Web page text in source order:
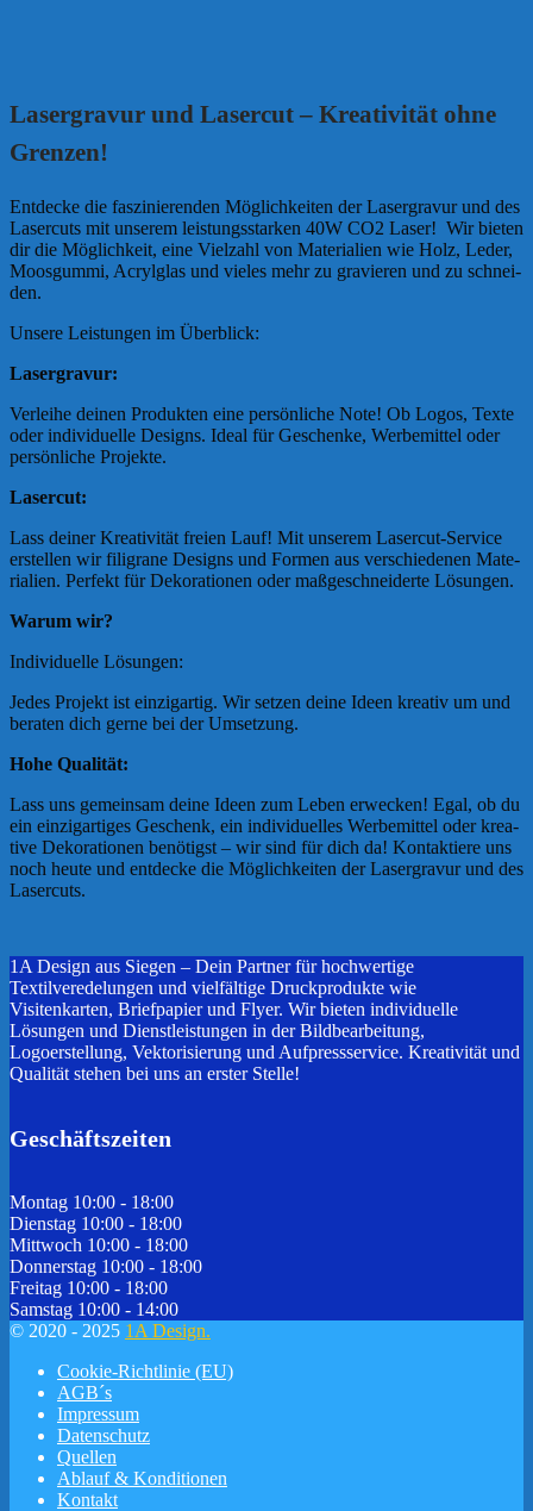
Laser­gra­vur und Laser­cut – Krea­ti­vi­tät ohne
Gren­zen!
Ent­decke die fas­zi­nie­ren­den Mög­lich­kei­ten der Laser­gra­vur und des
Laser­cuts mit unse­rem lei­stungs­star­ken 40W CO2 Laser! Wir bie­ten
dir die Mög­lich­keit, eine Viel­zahl von Mate­ria­lien wie Holz, Leder,
Moos­gummi, Acryl­glas und vie­les mehr zu gra­vie­ren und zu schnei­
den.
Unsere Lei­stun­gen im Über­blick:
Laser­gra­vur:
Ver­leihe dei­nen Pro­duk­ten eine per­sön­li­che Note! Ob Logos, Texte
oder indi­vi­du­elle Designs. Ideal für Geschenke, Wer­be­mit­tel oder
per­sön­li­che Pro­jekte.
Laser­cut:
Lass dei­ner Krea­ti­vi­tät freien Lauf! Mit unse­rem Laser­cut-Ser­vice
erstel­len wir fili­grane Designs und For­men aus ver­schie­de­nen Mate­
ria­lien. Per­fekt für Deko­ra­tio­nen oder maß­ge­schnei­derte Lösun­gen.
Warum wir?
Indi­vi­du­elle Lösun­gen:
Jedes Pro­jekt ist ein­zig­ar­tig. Wir set­zen deine Ideen krea­tiv um und
bera­ten dich gerne bei der Umset­zung.
Hohe Qua­li­tät:
Lass uns gemein­sam deine Ideen zum Leben erwecken! Egal, ob du
ein ein­zig­ar­ti­ges Geschenk, ein indi­vi­du­el­les Wer­be­mit­tel oder krea­
tive Deko­ra­tio­nen benö­tigst – wir sind für dich da! Kon­tak­tiere uns
noch heute und ent­decke die Mög­lich­kei­ten der Laser­gra­vur und des
Laser­cuts.
1A Design aus Siegen – Dein Partner für hochwertige
Textilveredelungen und vielfältige Druckprodukte wie
Visitenkarten, Briefpapier und Flyer. Wir bieten individuelle
Lösungen und Dienstleistungen in der Bildbearbeitung,
Logoerstellung, Vektorisierung und Aufpressservice. Kreativität und
Qualität stehen bei uns an erster Stelle!
Geschäftszeiten
Montag 10:00 - 18:00
Dienstag 10:00 - 18:00
Mittwoch 10:00 - 18:00
Donnerstag 10:00 - 18:00
Freitag 10:00 - 18:00
Samstag 10:00 - 14:00
© 2020 - 2025 1A Design.
Coo­kie-Rich­t­­li­­nie (EU)
AGB´s
Impres­sum
Daten­schutz
Quel­len
Ablauf & Kon­di­tio­nen
Kon­takt